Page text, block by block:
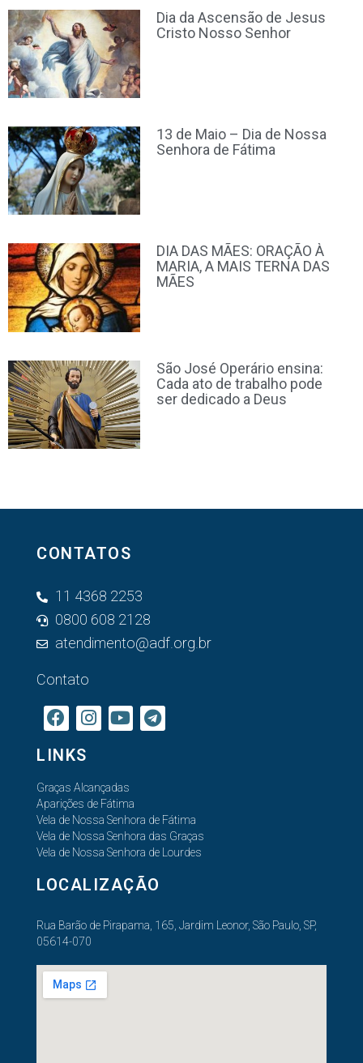
Dia da Ascensão de Jesus
Cristo Nosso Senhor
13 de Maio – Dia de Nossa
Senhora de Fátima
DIA DAS MÃES: ORAÇÃO À
MARIA, A MAIS TERNA DAS
MÃES
São José Operário ensina:
Cada ato de trabalho pode
ser dedicado a Deus
CONTATOS
11 4368 2253
0800 608 2128
atendimento@adf.org.br
Contato
LINKS
Graças Alcançadas
Aparições de Fátima
Vela de Nossa Senhora de Fátima
Vela de Nossa Senhora das Graças
Vela de Nossa Senhora de Lourdes
LOCALIZAÇÃO
Rua Barão de Pirapama, 165, Jardim Leonor, São Paulo, SP,
05614-070